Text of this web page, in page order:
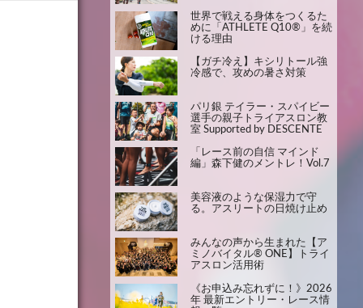
世界で戦える身体をつくるた
めに「ATHLETE Q10®」を続
ける理由
【ガチ冷え】キシリトール強
冷感で、攻めの暑さ対策
パリ銀 テイラー・スパイビー
選手の親子トライアスロン教
室 Supported by DESCENTE
「レース前の自信 マインド
編」森下健のメントレ！Vol.7
美容液のような保湿力で守
る。アスリートの日焼け止め
みんなの声から生まれた【ア
ミノバイタル® ONE】トライ
アスロン活用術
《お申込み忘れずに！》2026
年 最新エントリー・レース情